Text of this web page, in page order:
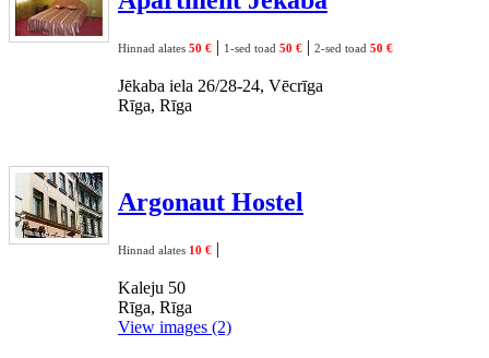
Hinnad alates 50 € | 1-sed toad 50 € | 2-sed toad 50 €
Jēkaba iela 26/28-24, Vēcrīga
Rīga, Rīga
Argonaut Hostel
Hinnad alates 10 € |
Kaleju 50
Rīga, Rīga
View images (2)